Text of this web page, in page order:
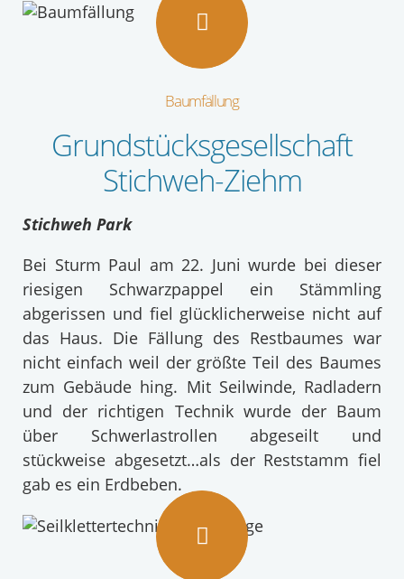
Baumfällung
Grundstücksgesellschaft
Stichweh-Ziehm
Stichweh Park
Bei Sturm Paul am 22. Juni wurde bei dieser
riesigen Schwarzpappel ein Stämmling
abgerissen und fiel glücklicherweise nicht auf
das Haus. Die Fällung des Restbaumes war
nicht einfach weil der größte Teil des Baumes
zum Gebäude hing. Mit Seilwinde, Radladern
und der richtigen Technik wurde der Baum
über Schwerlastrollen abgeseilt und
stückweise abgesetzt…als der Reststamm fiel
gab es ein Erdbeben.